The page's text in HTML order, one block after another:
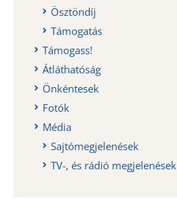
Ösztöndíj
Támogatás
Támogass!
Átláthatóság
Önkéntesek
Fotók
Média
Sajtómegjelenések
TV-, és rádió megjelenések